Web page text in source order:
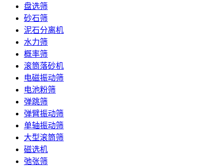
盘选筛
砂石筛
泥石分离机
水力筛
概率筛
滚筒落砂机
电磁振动筛
电池粉筛
弹跳筛
弹臂振动筛
单轴振动筛
大型滚筒筛
磁选机
弛张筛